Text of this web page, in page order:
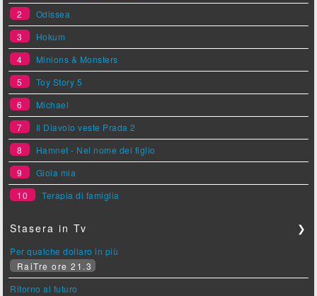
2
Odissea
3
Hokum
4
Minions & Monsters
5
Toy Story 5
6
Michael
7
Il Diavolo veste Prada 2
8
Hamnet - Nel nome del figlio
9
Gioia mia
10
Terapia di famiglia
Stasera in Tv ❯
Per qualche dollaro in più
RaiTre ore 21.3
Ritorno al futuro